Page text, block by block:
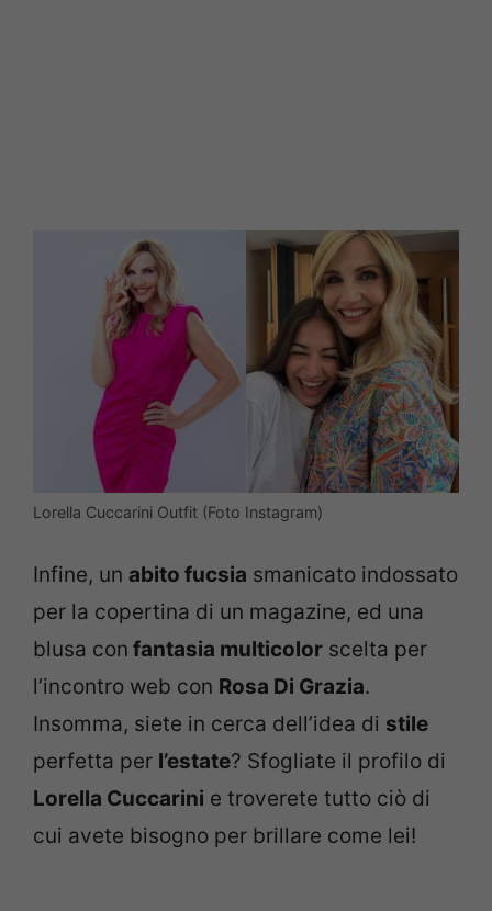
Lorella Cuccarini Outfit (Foto Instagram)
Infine, un abito fucsia smanicato indossato
per la copertina di un magazine, ed una
blusa con fantasia multicolor scelta per
l’incontro web con Rosa Di Grazia.
Insomma, siete in cerca dell’idea di stile
perfetta per l’estate? Sfogliate il profilo di
Lorella Cuccarini e troverete tutto ciò di
cui avete bisogno per brillare come lei!